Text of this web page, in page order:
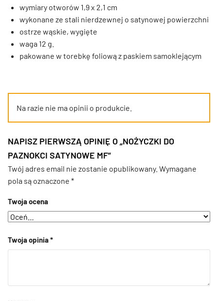
wymiary otworów 1,9 x 2,1 cm
wykonane ze stali nierdzewnej o satynowej powierzchni
ostrze wąskie, wygięte
waga 12 g.
pakowane w torebkę foliową z paskiem samoklejącym
Na razie nie ma opinii o produkcie.
NAPISZ PIERWSZĄ OPINIĘ O „NOŻYCZKI DO
PAZNOKCI SATYNOWE MF”
Twój adres email nie zostanie opublikowany. Wymagane
pola są oznaczone *
Twoja ocena
Twoja opinia*